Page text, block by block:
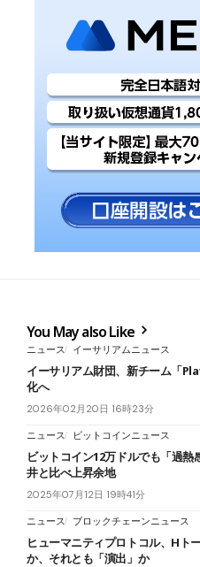
You May also Like
ニュース イーサリアムニュース
イーサリアム財団、新チーム「
化へ
2026年02月20日 16時23分
ニュース ビットコインニュース
ビットコイン12万ドルでも「過
井と比べ上昇余地
2025年07月12日 19時41分
ニュース ブロックチェーンニュース
ヒューマニティプロトコル、Hト
か、それとも「演出」か